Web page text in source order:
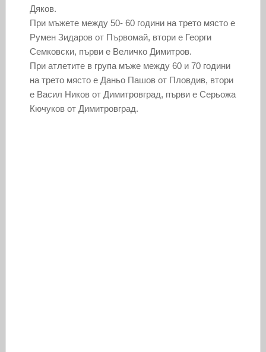
Дяков.
При мъжете между 50- 60 години на трето място е
Румен Зидаров от Първомай, втори е Георги
Семковски, първи е Величко Димитров.
При атлетите в група мъже между 60 и 70 години
на трето място е Даньо Пашов от Пловдив, втори
е Васил Ников от Димитровград, първи е Серьожа
Кючуков от Димитровград.